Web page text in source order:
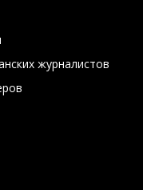
журналистов